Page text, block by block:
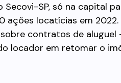
Secovi-SP, só na capital
ações locatícias em 2022.
contratos de aluguel
locador em retomar o